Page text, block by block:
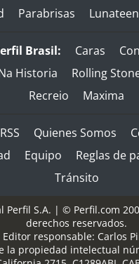
Parabrisas Lunateen
Brasil: Caras
Historia
Rolling
Recreio
Maxima
Quienes Somos
Equipo
Reglas de
Tránsito
Perfil S.A. | © Perfil.com
derechos reservados.
Editor responsable: Carlos
la propiedad intelectual